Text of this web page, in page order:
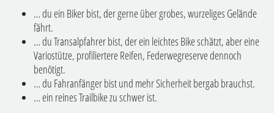
… du ein Biker bist, der gerne über grobes, wurzeliges Gelände
fährt.
… du Transalpfahrer bist, der ein leichtes Bike schätzt, aber eine
Variostütze, profiliertere Reifen, Federwegreserve dennoch
benötigt.
… du Fahranfänger bist und mehr Sicherheit bergab brauchst.
… ein reines Trailbike zu schwer ist.